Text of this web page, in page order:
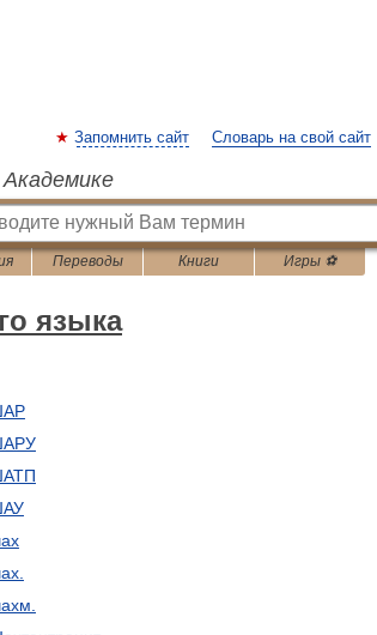
Запомнить сайт Словарь на свой сайт
Переводы Книги Игры ⚽
языка